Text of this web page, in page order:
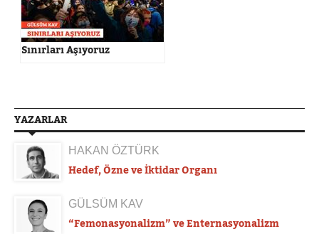
Sınırları Aşıyoruz
YAZARLAR
HAKAN ÖZTÜRK
Hedef, Özne ve İktidar Organı
GÜLSÜM KAV
“Femonasyonalizm” ve Enternasyonalizm